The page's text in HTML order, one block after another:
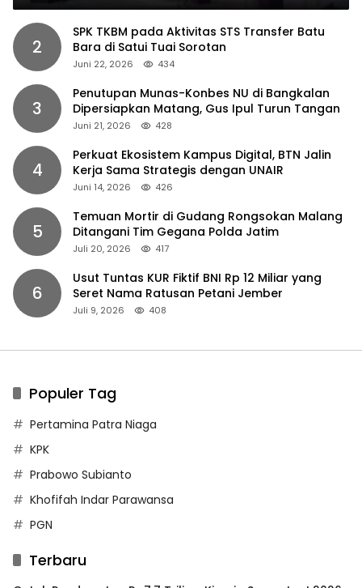
2
SPK TKBM pada Aktivitas STS Transfer Batu
Bara di Satui Tuai Sorotan
Juni 22, 2026 434
3
Penutupan Munas-Konbes NU di Bangkalan
Dipersiapkan Matang, Gus Ipul Turun Tangan
Juni 21, 2026 428
4
Perkuat Ekosistem Kampus Digital, BTN Jalin
Kerja Sama Strategis dengan UNAIR
Juni 14, 2026 426
5
Temuan Mortir di Gudang Rongsokan Malang
Ditangani Tim Gegana Polda Jatim
Juli 20, 2026 417
6
Usut Tuntas KUR Fiktif BNI Rp 12 Miliar yang
Seret Nama Ratusan Petani Jember
Juli 9, 2026 408
Populer Tag
Pertamina Patra Niaga
KPK
Prabowo Subianto
Khofifah Indar Parawansa
PGN
Terbaru